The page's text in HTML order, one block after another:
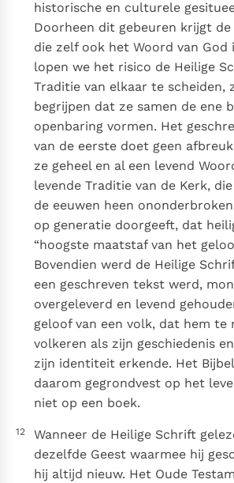
historische en culturele
Doorheen dit gebeuren krijgt
die zelf ook het Woord van God
lopen we het risico de Heilige
Traditie van elkaar te scheiden,
begrijpen dat ze samen de ene
openbaring vormen. Het
van de eerste doet geen
ze geheel en al een levend
levende Traditie van de Kerk,
de eeuwen heen
op generatie doorgeeft, dat
“hoogste maatstaf van het
Bovendien werd de Heilige
een geschreven tekst werd,
overgeleverd en levend
geloof van een volk, dat hem te
volkeren als zijn geschiedenis
zijn identiteit erkende. Het
daarom gegrondvest op het
niet op een boek.
12
Wanneer de Heilige Schrift
dezelfde Geest waarmee hij
hij altijd nieuw. Het Oude